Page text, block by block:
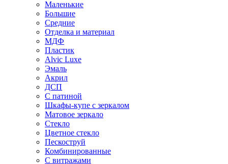
Маленькие
Большие
Средние
Отделка и материал
МДФ
Пластик
Alvic Luxe
Эмаль
Акрил
ДСП
С патиной
Шкафы-купе с зеркалом
Матовое зеркало
Стекло
Цветное стекло
Пескоструй
Комбинированные
С витражами